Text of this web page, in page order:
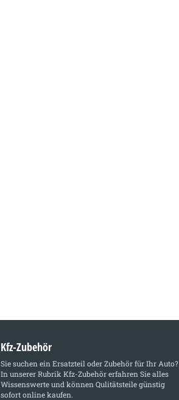
Kfz-Zubehör
Sie suchen ein Ersatzteil oder Zubehör für Ihr Auto?
In unserer Rubrik Kfz-Zubehörerfahren Sie alles
Wissenswerte und können Qulitätsteile günstig
sofort online kaufen.